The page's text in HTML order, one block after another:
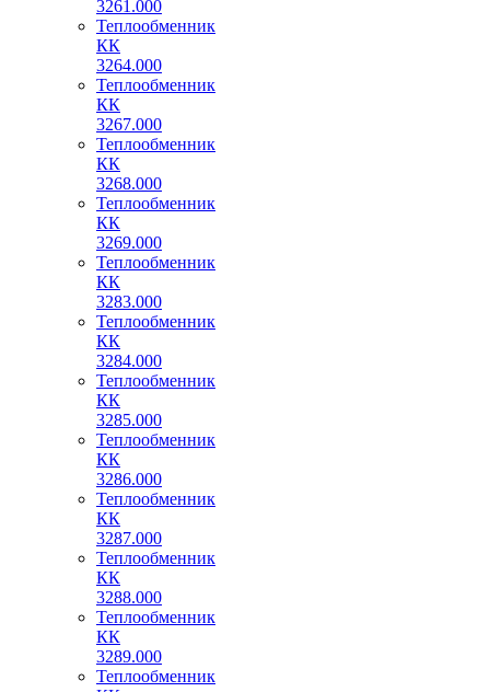
3261.000
Теплообменник
КК
3264.000
Теплообменник
КК
3267.000
Теплообменник
КК
3268.000
Теплообменник
КК
3269.000
Теплообменник
КК
3283.000
Теплообменник
КК
3284.000
Теплообменник
КК
3285.000
Теплообменник
КК
3286.000
Теплообменник
КК
3287.000
Теплообменник
КК
3288.000
Теплообменник
КК
3289.000
Теплообменник